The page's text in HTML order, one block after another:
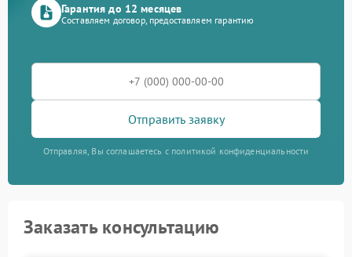
Гарантия до 12 месяцев
Составляем договор, предоставляем гарантию
Отправить заявку
Отправляя, Вы соглашаетесь с политикой конфиденциальности
Заказать консультацию